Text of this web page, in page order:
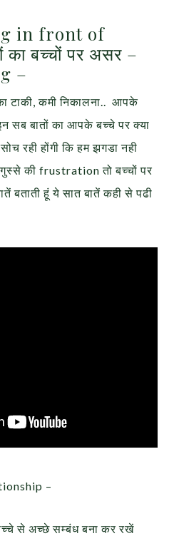
in front of
बच्चों पर असर –
–
टाकी, कमी निकालना.. आपके
सब बातों का आपके बच्चे पर क्या
रही होंगी कि हम झगडा नही
की frustration तो बच्चों पर
हूं ये सात बातें कही से पढी
–
से अच्छे सम्बंध बना कर रखें